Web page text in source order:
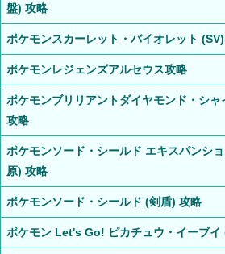
盤) 攻略
ポケモンスカーレット・バイオレット
ポケモンレジェンズアルセウス攻略
ポケモンブリリアントダイヤモンド・シ
攻略
ポケモンソード・シールド エキスパンシ
原) 攻略
ポケモンソード・シールド (剣盾) 攻略
ポケモン Let's Go! ピカチュウ・イーブイ